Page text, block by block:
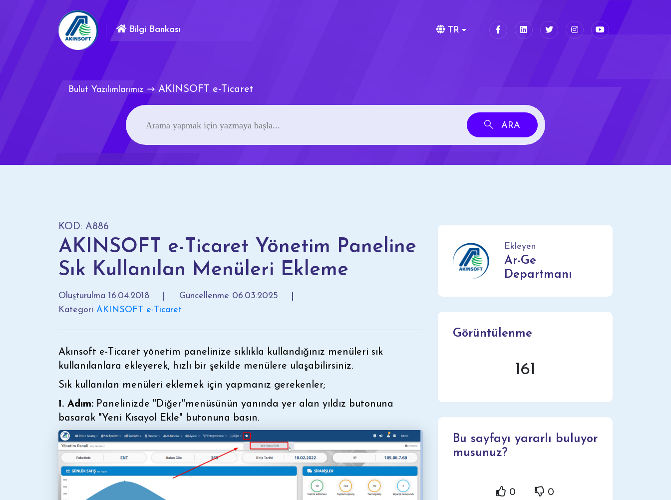
Bilgi Bankası TR
Bulut Yazılımlarımız AKINSOFT e-Ticaret
ARA
KOD: A886
AKINSOFT e-Ticaret Yönetim Paneline
Sık Kullanılan Menüleri Ekleme
Oluşturulma 16.04.2018 Güncellenme 06.03.2025
Kategori AKINSOFT e-Ticaret
Akınsoft e-Ticaret yönetim panelinize sıklıkla kullandığınız menüleri sık
kullanılanlara ekleyerek, hızlı bir şekilde menülere ulaşabilirsiniz.
Sık kullanılan menüleri eklemek için yapmanız gerekenler;
1. Adım: Panelinizde "Diğer"menüsünün yanında yer alan yıldız butonuna
basarak "Yeni Kısayol Ekle" butonuna basın.
Ekleyen
Ar-Ge
Departmanı
Görüntülenme
161
Bu sayfayı yararlı buluyor
musunuz?
0 0